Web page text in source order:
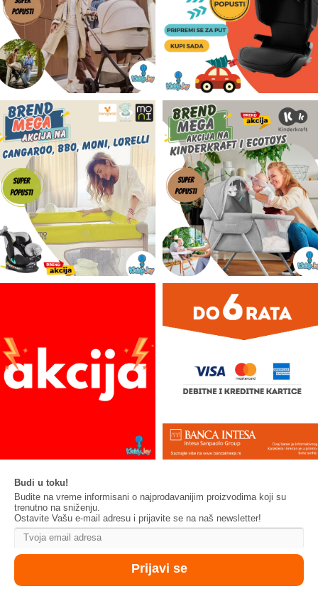
Budi u toku!
Budite na vreme informisani o najprodavanijim proizvodima koji su
trenutno na sniženju.
Ostavite Vašu e-mail adresu i prijavite se na naš newsletter!